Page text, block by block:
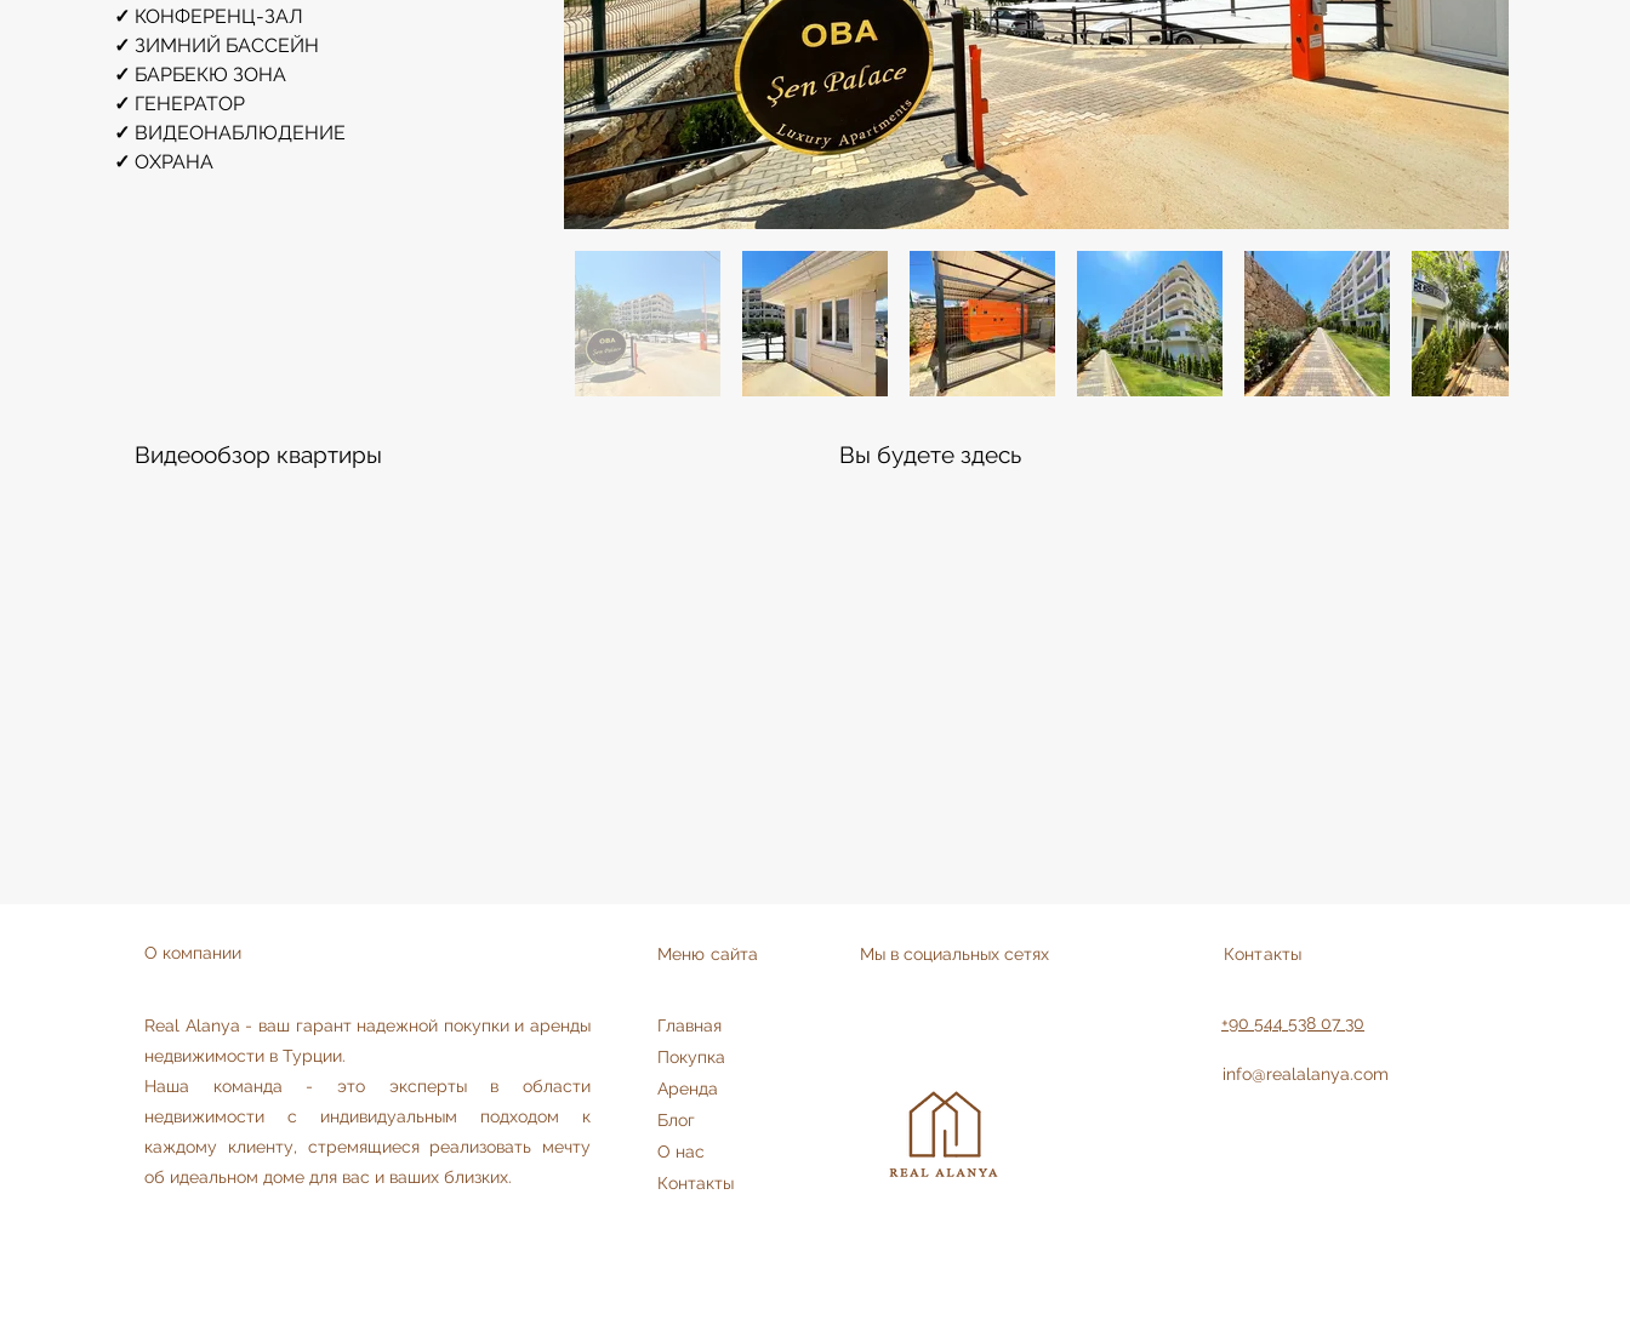
✓ КОНФЕРЕНЦ-ЗАЛ
✓ ЗИМНИЙ БАССЕЙН
✓ БАРБЕКЮ ЗОНА
✓ ГЕНЕРАТОР
✓ ВИДЕОНАБЛЮДЕНИЕ
✓ ОХРАНА
Видеообзор квартиры Вы будете здесь
О компании
Real Alanya - ваш гарант надежной покупки и аренды
недвижимости в Турции.
Наша команда - это эксперты в области
недвижимости с индивидуальным подходом к
каждому клиенту, стремящиеся реализовать мечту
об идеальном доме для вас и ваших близких.
Меню сайта
Главная
Покупка
Аренда
Блог
О нас
Контакты
Мы в социальных сетях Контакты
+90 544 538 07 30
info@realalanya.com